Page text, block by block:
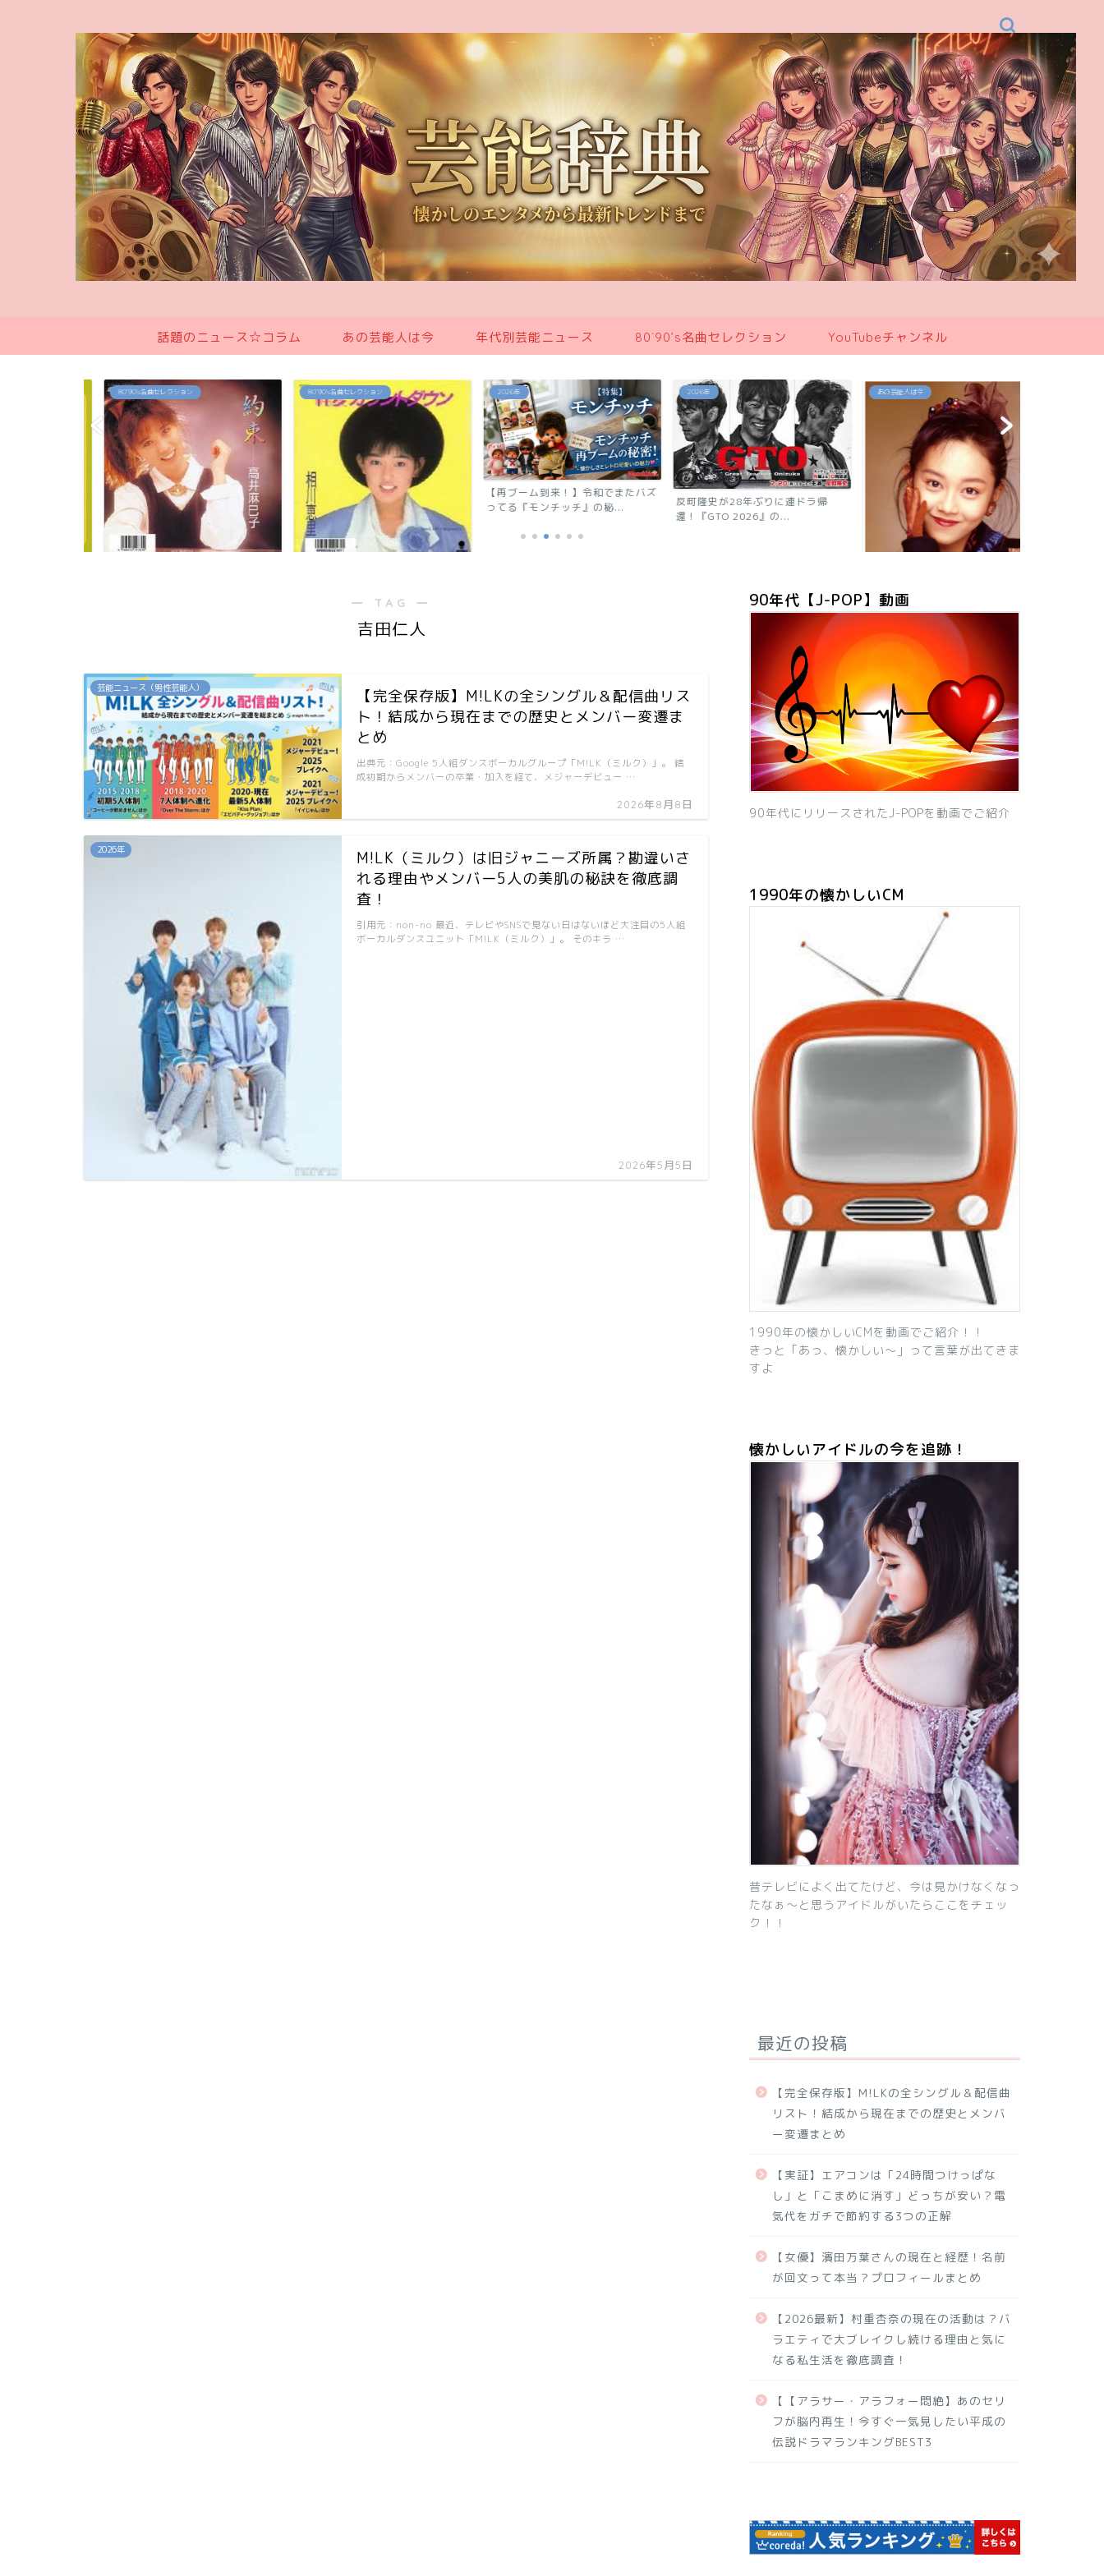
話題のニュース☆コラム あの芸能人は今 年代別芸能ニュース 80`90’s名曲セレクション YouTubeチャンネル
80`90's名曲セレクション 80`90's名曲セレクション 2026年
【再ブーム到来！】令和でまたバズ
ってる『モンチッチ』の秘...
2026年
反町隆史が28年ぶりに連ドラ帰
還！『GTO 2026』の...
あの芸能人は今
「浅香唯の現在は？旦那も子供も芸
能人！有名グループ全員が...
― TAG ―
吉田仁人
芸能ニュース（男性芸能人）
【完全保存版】M!LKの全シングル＆配信曲リス
ト！結成から現在までの歴史とメンバー変遷ま
とめ
2026年8月8日
出典元：Google 5人組ダンスボーカルグループ「M!LK（ミルク）」。 結
成初期からメンバーの卒業・加入を経て、メジャーデビュー …
2026年
M!LK（ミルク）は旧ジャニーズ所属？勘違いさ
れる理由やメンバー5人の美肌の秘訣を徹底調
査！
2026年5月5日
引用元：non-no 最近、テレビやSNSで見ない日はないほど大注目の5人組
ボーカルダンスユニット「M!LK（ミルク）」。 そのキラ …
90年代【J-POP】動画
90年代にリリースされたJ-POPを動画でご紹介
1990年の懐かしいCM
1990年の懐かしいCMを動画でご紹介！！
きっと「あっ、懐かしい～」って言葉が出てきま
すよ
懐かしいアイドルの今を追跡！
昔テレビによく出てたけど、今は見かけなくなっ
たなぁ～と思うアイドルがいたらここをチェッ
ク！！
最近の投稿
【完全保存版】M!LKの全シングル＆配信曲
リスト！結成から現在までの歴史とメンバ
ー変遷まとめ
【実証】エアコンは「24時間つけっぱな
し」と「こまめに消す」どっちが安い？電
気代をガチで節約する3つの正解
【女優】濱田万葉さんの現在と経歴！名前
が回文って本当？プロフィールまとめ
【2026最新】村重杏奈の現在の活動は？バ
ラエティで大ブレイクし続ける理由と気に
なる私生活を徹底調査！
【【アラサー・アラフォー悶絶】あのセリ
フが脳内再生！今すぐ一気見したい平成の
伝説ドラマランキングBEST3